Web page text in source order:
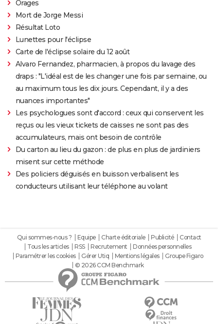
Orages
Mort de Jorge Messi
Résultat Loto
Lunettes pour l'éclipse
Carte de l'éclipse solaire du 12 août
Alvaro Fernandez, pharmacien, à propos du lavage des
draps : "L'idéal est de les changer une fois par semaine, ou
au maximum tous les dix jours. Cependant, il y a des
nuances importantes"
Les psychologues sont d'accord : ceux qui conservent les
reçus ou les vieux tickets de caisses ne sont pas des
accumulateurs, mais ont besoin de contrôle
Du carton au lieu du gazon : de plus en plus de jardiniers
misent sur cette méthode
Des policiers déguisés en buisson verbalisent les
conducteurs utilisant leur téléphone au volant
Qui sommes-nous ? Equipe Charte éditoriale Publicité
Contact
Tous les articles
RSS Recrutement
Données personnelles
Paramétrer les cookies
Gérer Utiq Mentions légales
Groupe Figaro
© 2026 CCM Benchmark